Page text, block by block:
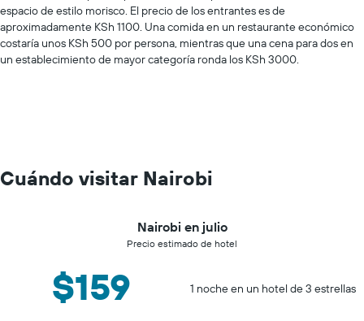
espacio de estilo morisco. El precio de los entrantes es de
aproximadamente KSh 1100. Una comida en un restaurante económico
costaría unos KSh 500 por persona, mientras que una cena para dos en
un establecimiento de mayor categoría ronda los KSh 3000.
Cuándo visitar Nairobi
Nairobi en julio
Precio estimado de hotel
$159 1 noche en un hotel de 3 estrellas